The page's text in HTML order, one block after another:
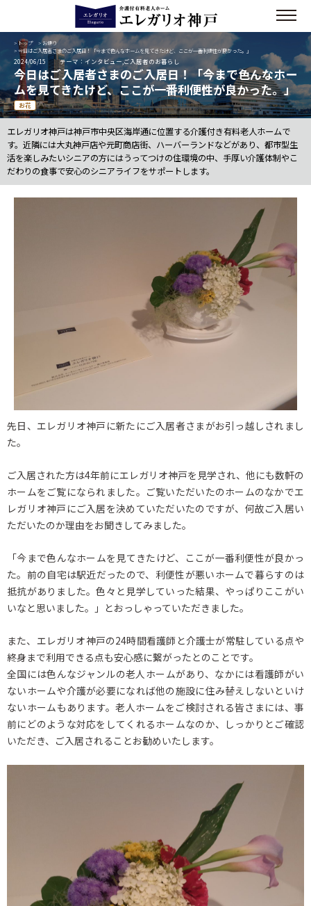
>トップ >お便り
> 今日はご入居者さまのご入居日！「今まで色んなホームを見てきたけど、ここが一番利便性が良かった。」
2024/06/15 テーマ：インタビュー,ご入居者のお暮らし
今日はご入居者さまのご入居日！「今まで色んなホー
ムを見てきたけど、ここが一番利便性が良かった。」
お花
エレガリオ神戸は神戸市中央区海岸通に位置する介護付き有料老人ホームで
す。近隣には大丸神戸店や元町商店街、ハーバーランドなどがあり、都市型生
活を楽しみたいシニアの方にはうってつけの住環境の中、手厚い介護体制やこ
だわりの食事で安心のシニアライフをサポートします。
先日、エレガリオ神戸に新たにご入居者さまがお引っ越しされまし
た。
ご入居された方は4年前にエレガリオ神戸を見学され、他にも数軒の
ホームをご覧になられました。ご覧いただいたのホームのなかでエ
レガリオ神戸にご入居を決めていただいたのですが、何故ご入居い
ただいたのか理由をお聞きしてみました。
「今まで色んなホームを見てきたけど、ここが一番利便性が良かっ
た。前の自宅は駅近だったので、利便性が悪いホームで暮らすのは
抵抗がありました。色々と見学していった結果、やっぱりここがい
いなと思いました。」とおっしゃっていただきました。
また、エレガリオ神戸の24時間看護師と介護士が常駐している点や
終身まで利用できる点も安心感に繋がったとのことです。
全国には色んなジャンルの老人ホームがあり、なかには看護師がい
ないホームや介護が必要になれば他の施設に住み替えしないといけ
ないホームもあります。老人ホームをご検討される皆さまには、事
前にどのような対応をしてくれるホームなのか、しっかりとご確認
いただき、ご入居されることお勧めいたします。